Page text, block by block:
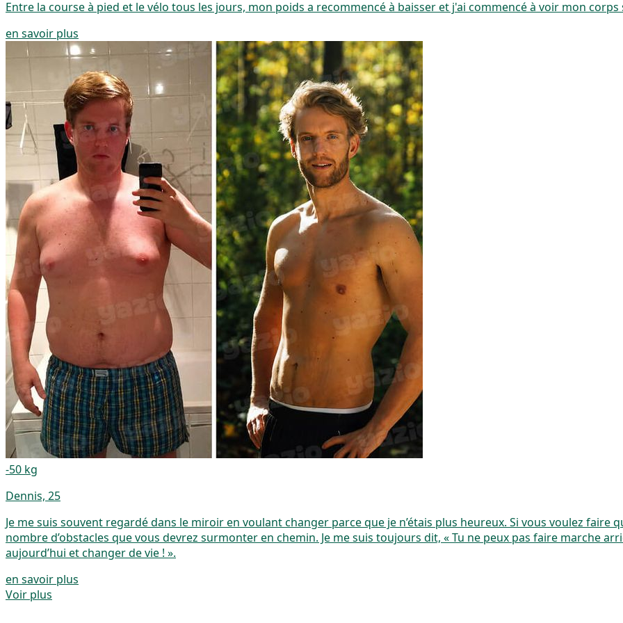
Entre la course à pied et le vélo tous les jours, mon poids a recommencé à baisser et j'ai commencé à voir mon
en savoir plus
-50 kg
Dennis, 25
Je me suis souvent regardé dans le miroir en voulant changer parce que je n’étais plus heureux. Si vous voulez faire
nombre d’obstacles que vous devrez surmonter en chemin. Je me suis toujours dit, « Tu ne peux pas faire marche
aujourd’hui et changer de vie ! ».
en savoir plus
Voir plus